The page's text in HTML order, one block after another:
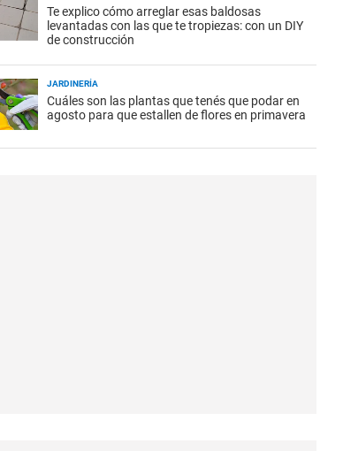
Te explico cómo arreglar esas baldosas
levantadas con las que te tropiezas: con un DIY
de construcción
JARDINERÍA
Cuáles son las plantas que tenés que podar en
agosto para que estallen de flores en primavera